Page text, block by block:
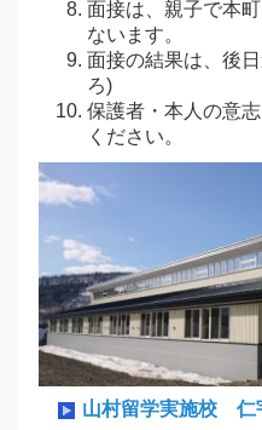
面接は、親子で本
ないます。
面接の結果は、後
ろ)
保護者・本人の意
ください。
山村留学実施校 仁